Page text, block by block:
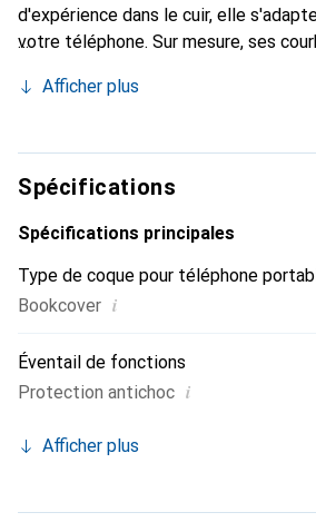
d'expérience dans le cuir, elle
votre téléphone. Sur mesure, ses
l'accessoire chic et indispensable
ses produits de haute qualité et
pour une clientèle exigeante.
Afficher plus
Spécifications
Spécifications principales
Type de coque pour téléphone
Bookcover i
Éventail de fonctions
Protection antichoc i
Afficher plus